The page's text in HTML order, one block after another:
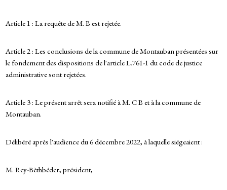
Article 1 : La requête de M. B est rejetée.
Article 2 : Les conclusions de la commune de Montauban présentées sur
le fondement des dispositions de l'article L.761-1 du code de justice
administrative sont rejetées.
Article 3 : Le présent arrêt sera notifié à M. C B et à la commune de
Montauban.
Délibéré après l'audience du 6 décembre 2022, à laquelle siégeaient :
M. Rey-Bèthbéder, président,